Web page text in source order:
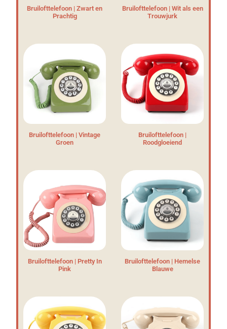
Bruilofttelefoon | Zwart en
Prachtig
Bruilofttelefoon | Wit als een
Trouwjurk
Bruilofttelefoon | Vintage
Groen
Bruilofttelefoon |
Roodgloeiend
Bruilofttelefoon | Pretty In
Pink
Bruilofttelefoon | Hemelse
Blauwe